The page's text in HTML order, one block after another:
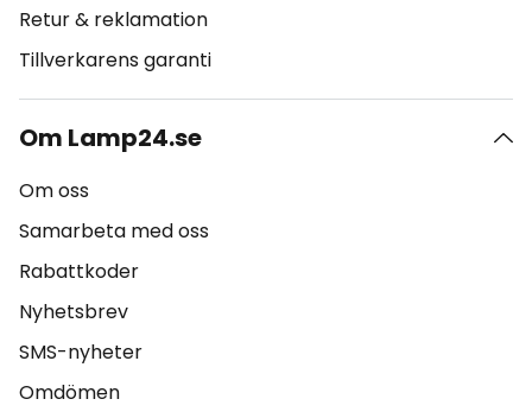
Retur & reklamation
Tillverkarens garanti
Om Lamp24.se
Om oss
Samarbeta med oss
Rabattkoder
Nyhetsbrev
SMS-nyheter
Omdömen